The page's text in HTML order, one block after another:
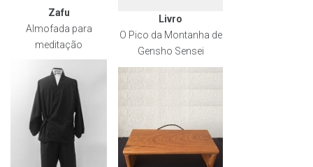
Zafu
Almofada para
meditação
Livro
O Pico da Montanha de
Gensho Sensei